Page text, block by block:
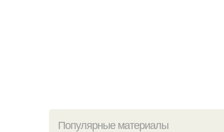
Популярные материалы